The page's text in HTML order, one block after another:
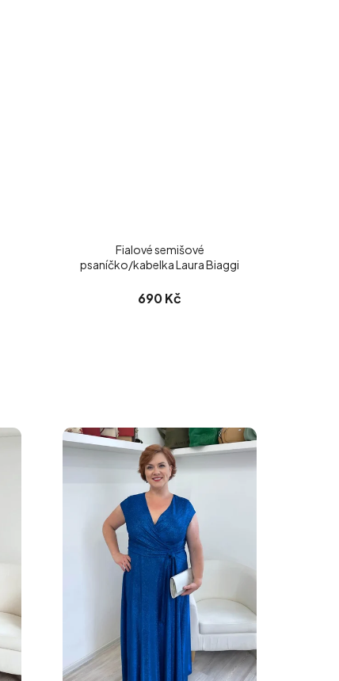
Fialové semišové
psaníčko/kabelka Laura Biaggi
690 Kč